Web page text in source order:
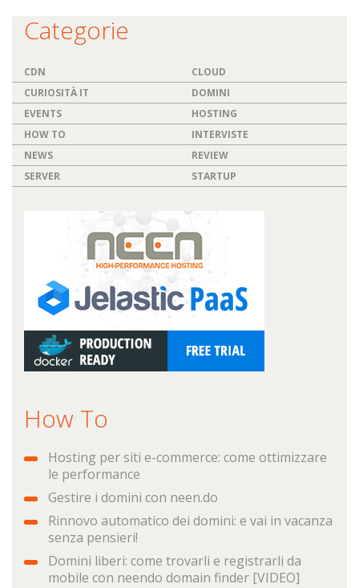
Categorie
CDN
CLOUD
CURIOSITÀ IT
DOMINI
EVENTS
HOSTING
HOW TO
INTERVISTE
NEWS
REVIEW
SERVER
STARTUP
How To
Hosting per siti e-commerce: come ottimizzare
le performance
Gestire i domini con neen.do
Rinnovo automatico dei domini: e vai in vacanza
senza pensieri!
Domini liberi: come trovarli e registrarli da
mobile con neendo domain finder [VIDEO]